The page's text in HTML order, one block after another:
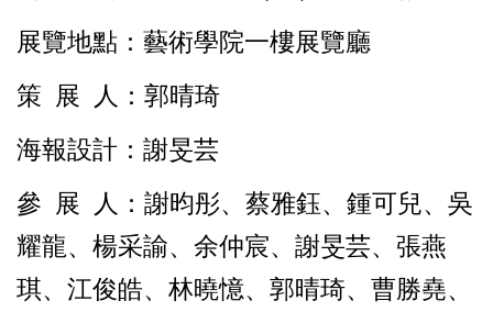
展覽地點：藝術學院一樓展覽廳
策 展 人：郭晴琦
海報設計：謝旻芸
參 展 人：謝昀彤、蔡雅鈺、鍾可兒、吳
耀龍、楊采諭、余仲宸、謝旻芸、張燕
琪、江俊皓、林曉憶、郭晴琦、曹勝堯、